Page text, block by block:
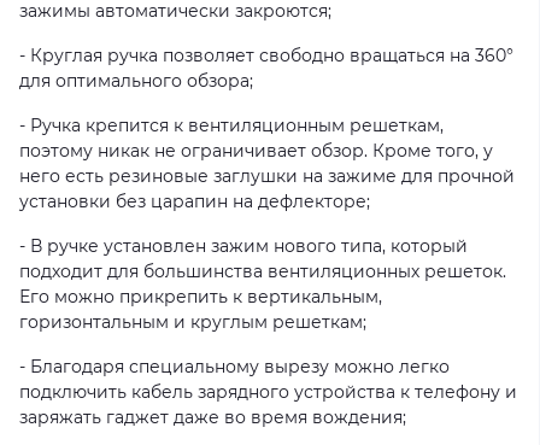
зажимы автоматически закроются;
- Круглая ручка позволяет свободно вращаться на 360°
для оптимального обзора;
- Ручка крепится к вентиляционным решеткам,
поэтому никак не ограничивает обзор. Кроме того, у
него есть резиновые заглушки на зажиме для прочной
установки без царапин на дефлекторе;
- В ручке установлен зажим нового типа, который
подходит для большинства вентиляционных решеток.
Его можно прикрепить к вертикальным,
горизонтальным и круглым решеткам;
- Благодаря специальному вырезу можно легко
подключить кабель зарядного устройства к телефону и
заряжать гаджет даже во время вождения;